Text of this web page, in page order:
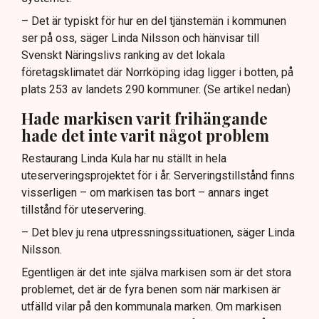
– Det är typiskt för hur en del tjänstemän i kommunen
ser på oss, säger Linda Nilsson och hänvisar till
Svenskt Näringslivs ranking av det lokala
företagsklimatet där Norrköping idag ligger i botten, på
plats 253 av landets 290 kommuner. (Se artikel nedan)
Hade markisen varit frihängande
hade det inte varit något problem
Restaurang Linda Kula har nu ställt in hela
uteserveringsprojektet för i år. Serveringstillstånd finns
visserligen – om markisen tas bort – annars inget
tillstånd för uteservering.
– Det blev ju rena utpressningssituationen, säger Linda
Nilsson.
Egentligen är det inte själva markisen som är det stora
problemet, det är de fyra benen som när markisen är
utfälld vilar på den kommunala marken. Om markisen